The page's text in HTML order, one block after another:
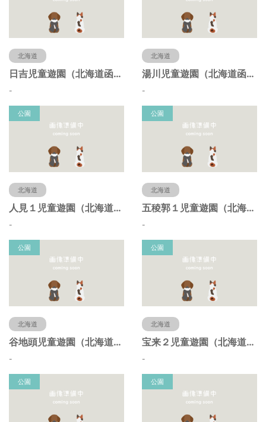
北海道
日吉児童遊園（北海道函館市）
-
北海道
湯川児童遊園（北海道函館市）
-
公園
北海道
人見１児童遊園（北海道函館市）
-
公園
北海道
五稜郭１児童遊園（北海道函館市）
-
公園
北海道
谷地頭児童遊園（北海道函館市）
-
公園
北海道
宝来２児童遊園（北海道函館市）
-
公園 公園